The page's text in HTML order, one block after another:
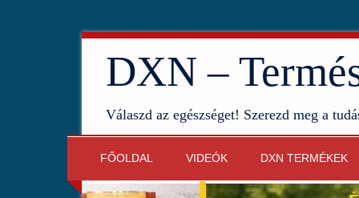
DXN –
Válaszd az egészséget! Szerezd meg a
FŐOLDAL VIDEÓK DXN TERMÉKEK